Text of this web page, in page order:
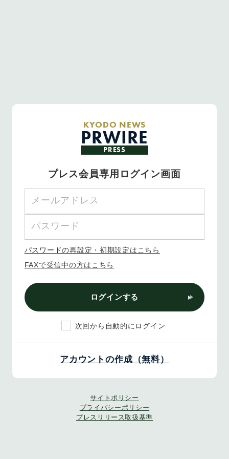
KYODO NEWS
PRWIRE
PRESS
プレス会員専用ログイン画面
パスワードの再設定・初期設定はこちら
FAXで受信中の方はこちら
ログインする
次回から自動的にログイン
アカウントの作成（無料）
サイトポリシー
プライバシーポリシー
プレスリリース取扱基準